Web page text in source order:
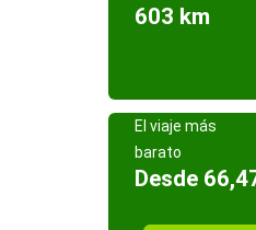
603 km
El viaje más
barato
Desde